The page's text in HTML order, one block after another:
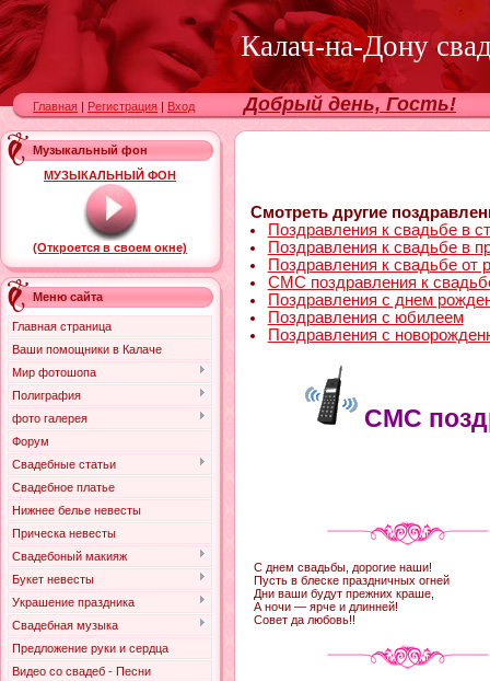
Калач-на-Дону
Главная | Регистрация | Вход Добрый день, Гость!
Музыкальный фон
МУЗЫКАЛЬНЫЙ ФОН
(Откроется в своем окне)
Меню сайта
Главная страница
Ваши помощники в Калаче
Мир фотошопа
Полиграфия
фото галерея
Форум
Свадебные статьи
Свадебное платье
Нижнее белье невесты
Прическа невесты
Свадебоный макияж
Букет невесты
Украшение праздника
Свадебная музыка
Предложение руки и сердца
Видео со свадеб - Песни
Смотреть другие
Поздравления к свадьбе в
Поздравления к свадьбе в
Поздравления к свадьбе от
СМС поздравления к
Поздравления с днем
Поздравления с юбилеем
Поздравления с
СМС
С днем свадьбы, дорогие наши!
Пусть в блеске праздничных огней
Дни ваши будут прежних краше,
А ночи — ярче и длинней!
Совет да любовь!!